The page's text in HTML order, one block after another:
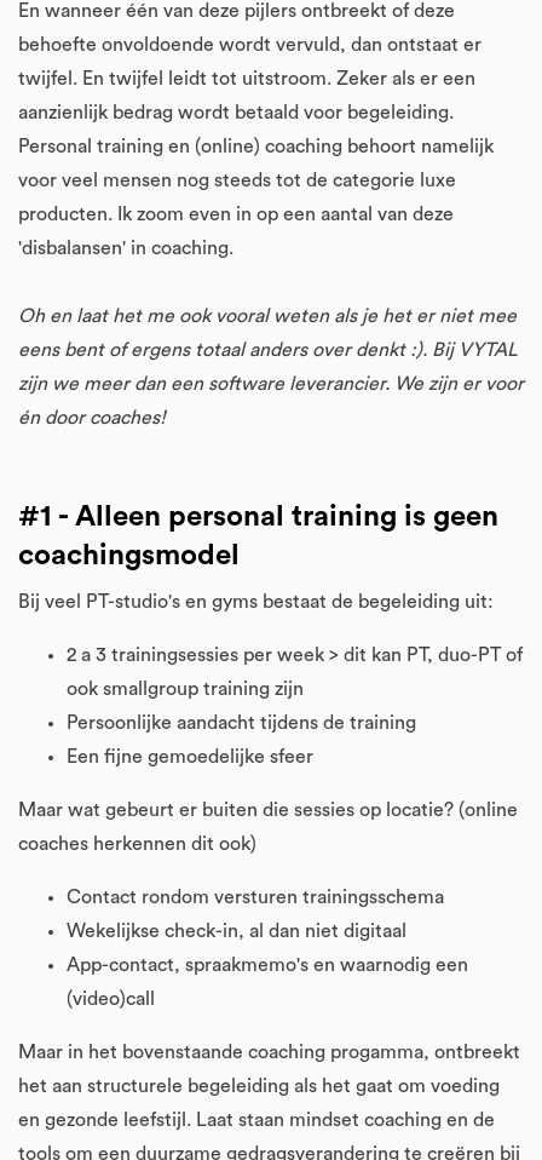
En wanneer één van deze pijlers ontbreekt of deze
behoefte onvoldoende wordt vervuld, dan ontstaat er
twijfel. En twijfel leidt tot uitstroom. Zeker als er een
aanzienlijk bedrag wordt betaald voor begeleiding.
Personal training en (online) coaching behoort namelijk
voor veel mensen nog steeds tot de categorie luxe
producten. Ik zoom even in op een aantal van deze
'disbalansen' in coaching.
Oh en laat het me ook vooral weten als je het er niet mee
eens bent of ergens totaal anders over denkt :). Bij VYTAL
zijn we meer dan een software leverancier. We zijn er voor
én door coaches!
#1 - Alleen personal training is geen
coachingsmodel
Bij veel PT-studio's en gyms bestaat de begeleiding uit:
2 a 3 trainingsessies per week > dit kan PT, duo-PT of
ook smallgroup training zijn
Persoonlijke aandacht tijdens de training
Een fijne gemoedelijke sfeer
Maar wat gebeurt er buiten die sessies op locatie? (online
coaches herkennen dit ook)
Contact rondom versturen trainingsschema
Wekelijkse check-in, al dan niet digitaal
App-contact, spraakmemo's en waarnodig een
(video)call
Maar in het bovenstaande coaching progamma, ontbreekt
het aan structurele begeleiding als het gaat om voeding
en gezonde leefstijl. Laat staan mindset coaching en de
tools om een duurzame gedragsverandering te creëren bij